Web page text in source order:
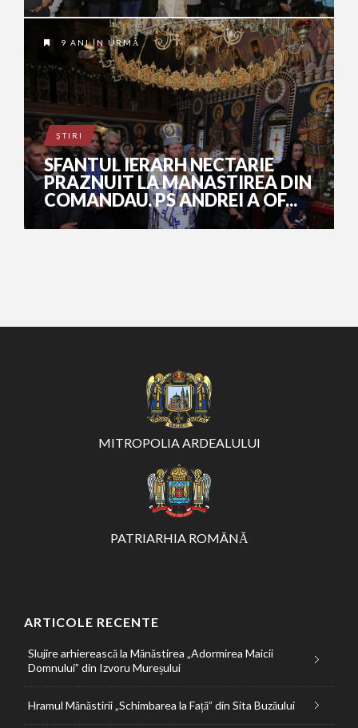
9 ANI ÎN URMĂ
ŞTIRI
SFANTUL IERARH NECTARIE
PRAZNUIT LA MANASTIREA DIN
COMANDAU. PS ANDREI A OF...
MITROPOLIA ARDEALULUI
PATRIARHIA ROMÂNĂ
ARTICOLE RECENTE
Slujire arhierească la Mănăstirea „Adormirea Maicii
Domnului” din Izvoru Mureșului
Hramul Mănăstirii „Schimbarea la Față” din Sita Buzăului